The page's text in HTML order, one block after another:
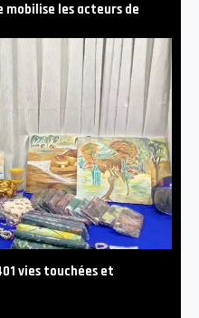
mobilise les acteurs de
vies touchées et